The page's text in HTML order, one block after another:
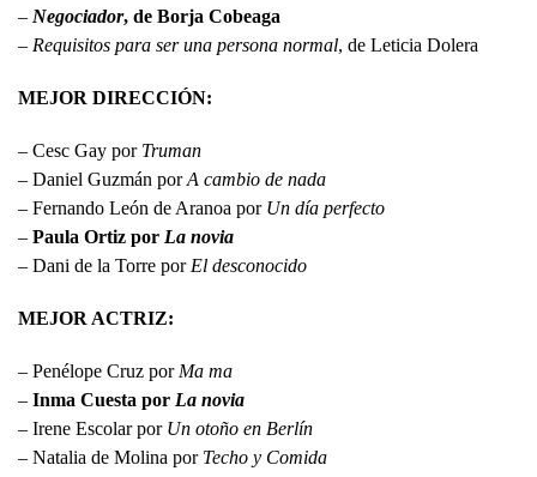
– Negociador, de Borja Cobeaga
– Requisitos para ser una persona normal, de Leticia Dolera
MEJOR DIRECCIÓN:
– Cesc Gay por Truman
– Daniel Guzmán porA cambio de nada
– Fernando León de Aranoa por Un día perfecto
– Paula Ortiz por La novia
– Dani de la Torre por El desconocido
MEJOR ACTRIZ:
– Penélope Cruz por Ma ma
– Inma Cuesta por La novia
– Irene Escolar por Un otoño en Berlín
– Natalia de Molina por Techo y Comida